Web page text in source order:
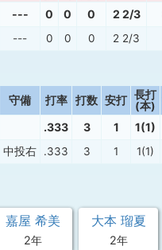
--- 0 0 0 2 2/3
--- 0 0 0 2 2/3
守備 打率 打数 安打 長打
(本)
.333 3 1 1(1)
中投右 .333 3 1 1(1)
嘉屋 希美
2年
大本 瑠夏
2年